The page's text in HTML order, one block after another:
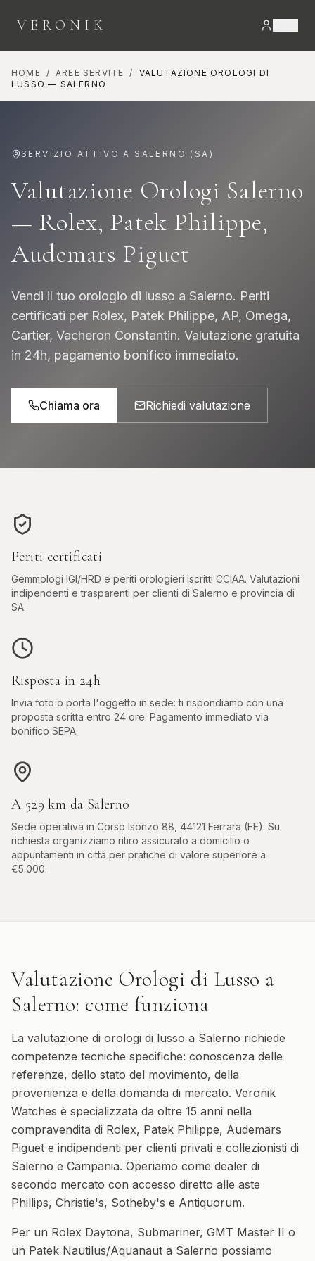
VERONIK
HOME / AREE SERVITE /
VALUTAZIONE OROLOGI DI
LUSSO — SALERNO
SERVIZIO ATTIVO A SALERNO ( SA )
Valutazione Orologi Salerno
— Rolex, Patek Philippe,
Audemars Piguet
Vendi il tuo orologio di lusso a Salerno. Periti
certificati per Rolex, Patek Philippe, AP, Omega,
Cartier, Vacheron Constantin. Valutazione gratuita
in 24h, pagamento bonifico immediato.
Chiama ora Richiedi valutazione
Periti certificati
Gemmologi IGI/HRD e periti orologieri iscritti CCIAA. Valutazioni
indipendenti e trasparenti per clienti di Salerno e provincia di
SA.
Risposta in 24h
Invia foto o porta l'oggetto in sede: ti rispondiamo con una
proposta scritta entro 24 ore. Pagamento immediato via
bonifico SEPA.
A 529 km da Salerno
Sede operativa in Corso Isonzo 88, 44121 Ferrara (FE). Su
richiesta organizziamo ritiro assicurato a domicilio o
appuntamenti in città per pratiche di valore superiore a
€5.000.
Valutazione Orologi di Lusso a
Salerno: come funziona
La valutazione di orologi di lusso a Salerno richiede
competenze tecniche specifiche: conoscenza delle
referenze, dello stato del movimento, della
provenienza e della domanda di mercato. Veronik
Watches è specializzata da oltre 15 anni nella
compravendita di Rolex, Patek Philippe, Audemars
Piguet e indipendenti per clienti privati e collezionisti di
Salerno e Campania. Operiamo come dealer di
secondo mercato con accesso diretto alle aste
Phillips, Christie's, Sotheby's e Antiquorum.
Per un Rolex Daytona, Submariner, GMT Master II o
un Patek Nautilus/Aquanaut a Salerno possiamo